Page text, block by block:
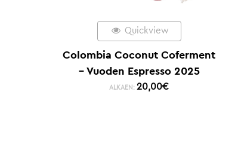
Quickview
Colombia Coconut Coferment
– Vuoden Espresso 2025
ALKAEN: 20,00€